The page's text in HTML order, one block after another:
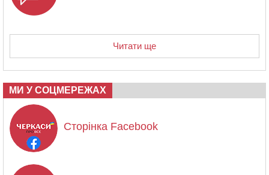
Читати ще
МИ У СОЦМЕРЕЖАХ
Сторінка Facebook